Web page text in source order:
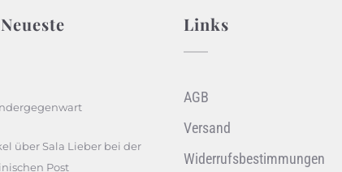
über Sala Lieber bei der
Post
Links
AGB
Versand
Widerrufsbestimmungen